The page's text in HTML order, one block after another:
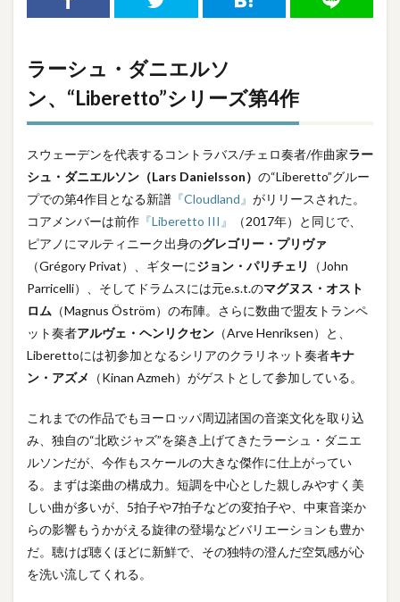
ラーシュ・ダニエルソ
ン、“Liberetto”シリーズ第4作
スウェーデンを代表するコントラバス/チェロ奏者/作曲家ラー
シュ・ダニエルソン（Lars Danielsson） の“Liberetto”グルー
プでの第4作目となる新譜 『Cloudland』 がリリースされた。
コアメンバーは前作 『Liberetto III』
（2017年）と同じで、
ピアノにマルティニーク出身のグレゴリー・プリヴァ
（Grégory Privat）、ギターにジョン・パリチェリ
（John
Parricelli）、そしてドラムスには元e.s.t.のマグヌス・オスト
ロム （Magnus Öström）の布陣。さらに数曲で盟友トランペ
ット奏者アルヴェ・ヘンリクセン （Arve Henriksen）と、
Liberettoには初参加となるシリアのクラリネット奏者キナ
ン・アズメ
（Kinan Azmeh）がゲストとして参加している。
これまでの作品でもヨーロッパ周辺諸国の音楽文化を取り込
み、独自の“北欧ジャズ”を築き上げてきたラーシュ・ダニエ
ルソンだが、今作もスケールの大きな傑作に仕上がってい
る。まずは楽曲の構成力。短調を中心とした親しみやすく美
しい曲が多いが、5拍子や7拍子などの変拍子や、中東音楽か
らの影響もうかがえる旋律の登場などバリエーションも豊か
だ。聴けば聴くほどに新鮮で、その独特の澄んだ空気感が心
を洗い流してくれる。